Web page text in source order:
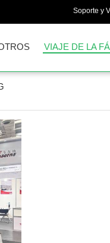
Soporte y
VIAJE DE LA